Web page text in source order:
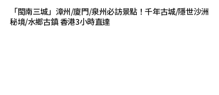
「閩南三城」漳州/廈門/泉州必訪景點！千年古城/隱世沙洲
秘境/水鄉古鎮 香港3小時直達